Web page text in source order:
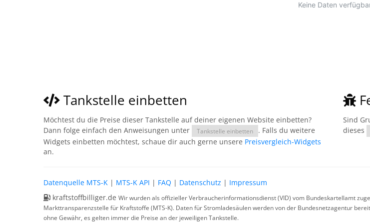
Tankstelle einbetten
Möchtest du die Preise dieser Tankstelle auf deiner eigenen Website einbetten?
Dann folge einfach den Anweisungen unter
Tankstelle einbetten
. Falls du weitere
Widgets einbetten möchtest, schaue dir auch gerne unsere Preisvergleich-Widgets
an.
Sind
dieses
Datenquelle MTS-K | MTS-K API | FAQ | Datenschutz | Impressum
kraftstoffbilliger.de Wir wurden als offizieller Verbraucherinformationsdienst (VID) vom Bundeskartellamt
Markttransparenzstelle für Kraftstoffe (MTS-K). Daten für Stromladesäulen werden von der Bundesnetzagentur
ohne Gewähr, es gelten immer die Preise an der jeweiligen Tankstelle.